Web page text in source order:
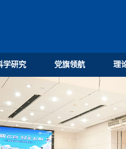
学研究 党旗领航 理